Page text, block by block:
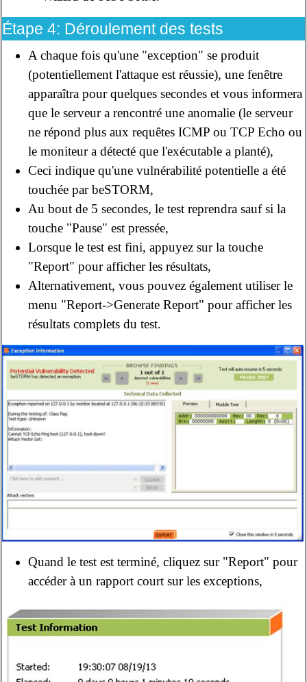
Étape 4: Déroulement des tests
A chaque fois qu'une "exception" se produit
(potentiellement l'attaque est réussie), une fenêtre
apparaîtra pour quelques secondes et vous informera
que le serveur a rencontré une anomalie (le serveur
ne répond plus aux requêtes ICMP ou TCP Echo ou
le moniteur a détecté que l'exécutable a planté),
Ceci indique qu'une vulnérabilité potentielle a été
touchée par beSTORM,
Au bout de 5 secondes, le test reprendra sauf si la
touche "Pause" est pressée,
Lorsque le test est fini, appuyez sur la touche
"Report" pour afficher les résultats,
Alternativement, vous pouvez également utiliser le
menu "Report->Generate Report" pour afficher les
résultats complets du test.
Quand le test est terminé, cliquez sur "Report" pour
accéder à un rapport court sur les exceptions,